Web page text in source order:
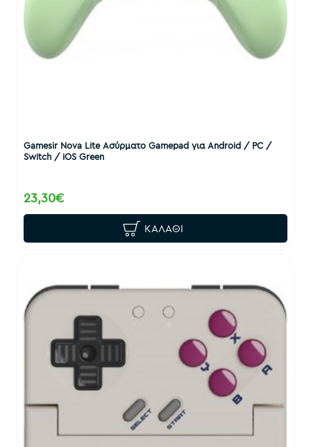
Gamesir Nova Lite Ασύρματο Gamepad για Android / PC /
Switch / iOS Green
23,30€
ΚΑΛΆΘΙ